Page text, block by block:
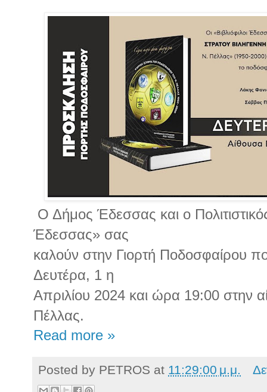
Ο Δήμος Έδεσσας και ο
Έδεσσας» σας
καλούν στην Γιορτή Ποδοσφαίρου
Δευτέρα, 1 η
Απριλίου 2024 και ώρα 19:00 στην
Πέλλας.
Read more »
Posted by PETROS at 11:29:00 μ.μ.